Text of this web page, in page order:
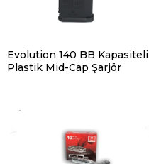
Evolution 140 BB Kapasiteli
Plastik Mid-Cap Şarjör